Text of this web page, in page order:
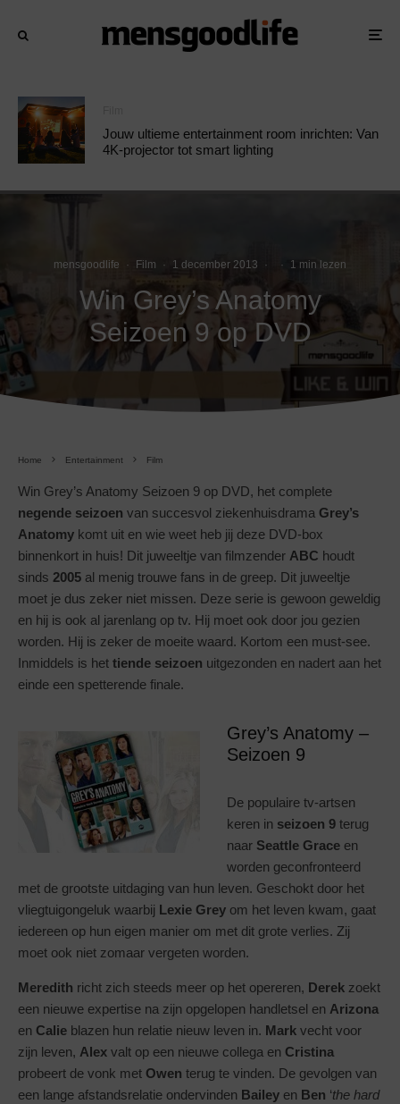
Jouw ultieme entertainment room inrichten: Van
4K-projector tot smart lighting
mensgoodlife · Film · 1 december 2013 · · 1 min lezen
Win Grey’s Anatomy
Seizoen 9 op DVD
Home Entertainment Film
Win Grey’s Anatomy Seizoen 9 op DVD, het complete
negende seizoen van succesvol ziekenhuisdrama Grey’s
Anatomy komt uit en wie weet heb jij deze DVD-box
binnenkort in huis! Dit juweeltje van filmzender ABC houdt
sinds 2005 al menig trouwe fans in de greep. Dit juweeltje
moet je dus zeker niet missen. Deze serie is gewoon geweldig
en hij is ook al jarenlang op tv. Hij moet ook door jou gezien
worden. Hij is zeker de moeite waard. Kortom een must-see.
Inmiddels is het tiende seizoen uitgezonden en nadert aan het
einde een spetterende finale.
Grey’s Anatomy –
Seizoen 9
De populaire tv-artsen
keren in seizoen 9 terug
naar Seattle Grace en
worden geconfronteerd
met de grootste uitdaging van hun leven. Geschokt door het
vliegtuigongeluk waarbij Lexie Grey om het leven kwam, gaat
iedereen op hun eigen manier om met dit grote verlies. Zij
moet ook niet zomaar vergeten worden.
Meredith richt zich steeds meer op het opereren, Derek zoekt
een nieuwe expertise na zijn opgelopen handletsel en Arizona
en Calie blazen hun relatie nieuw leven in. Mark vecht voor
zijn leven, Alex valt op een nieuwe collega en Cristina
probeert de vonk met Owen terug te vinden. De gevolgen van
een lange afstandsrelatie ondervinden Bailey en Ben ‘the hard